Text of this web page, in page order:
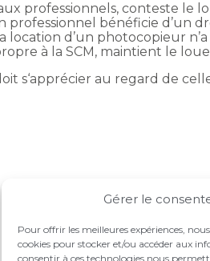
Gérer le
Pour offrir les meilleures expériences,
cookies pour stocker et/ou accéder aux
consentir à ces technologies nous
professionnels, conteste le
professionnel bénéficie d’un
d’un photocopieur
à la SCM, maintient le
s‘apprécier au regard de